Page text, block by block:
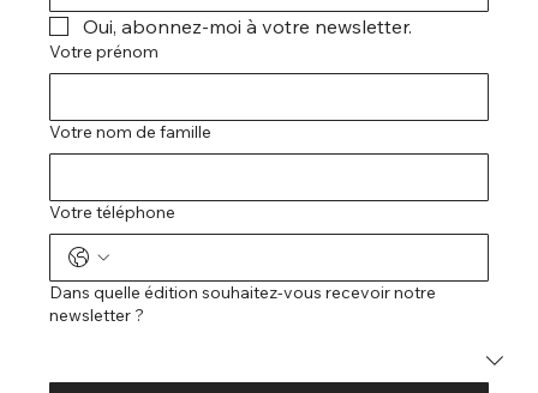
Oui, abonnez-moi à votre newsletter.
Votre prénom
Votre nom de famille
Votre téléphone
Dans quelle édition souhaitez-vous recevoir notre
newsletter ?